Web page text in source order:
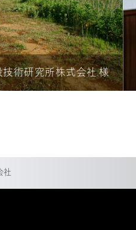
技術研究所株式会社 様
社